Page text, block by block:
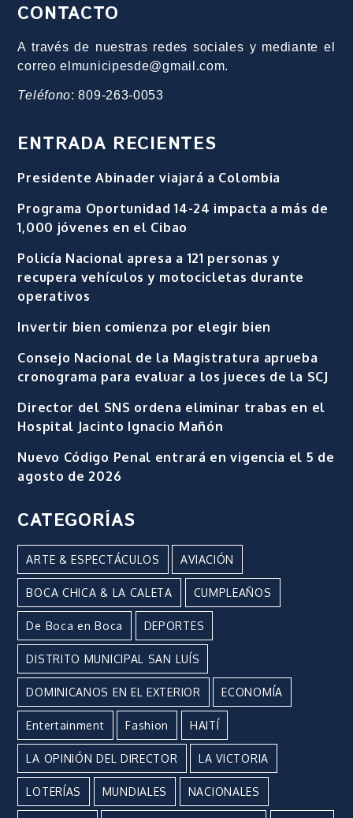
CONTACTO
A través de nuestras redes sociales y mediante el
correo elmunicipesde@gmail.com.
Teléfono: 809-263-0053
ENTRADA RECIENTES
Presidente Abinader viajará a Colombia
Programa Oportunidad 14-24 impacta a más de
1,000 jóvenes en el Cibao
Policía Nacional apresa a 121 personas y
recupera vehículos y motocicletas durante
operativos
Invertir bien comienza por elegir bien
Consejo Nacional de la Magistratura aprueba
cronograma para evaluar a los jueces de la SCJ
Director del SNS ordena eliminar trabas en el
Hospital Jacinto Ignacio Mañón
Nuevo Código Penal entrará en vigencia el 5 de
agosto de 2026
CATEGORÍAS
ARTE & ESPECTÁCULOS AVIACIÓN
BOCA CHICA & LA CALETA CUMPLEAÑOS
De Boca en Boca DEPORTES
DISTRITO MUNICIPAL SAN LUÍS
DOMINICANOS EN EL EXTERIOR ECONOMÍA
Entertainment Fashion HAITÍ
LA OPINIÓN DEL DIRECTOR LA VICTORIA
LOTERÍAS MUNDIALES NACIONALES